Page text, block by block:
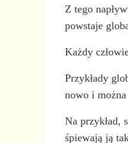
Z tego
powstaje
Każdy
Przykłady
nowo i
Na przykład,
śpiewają ją